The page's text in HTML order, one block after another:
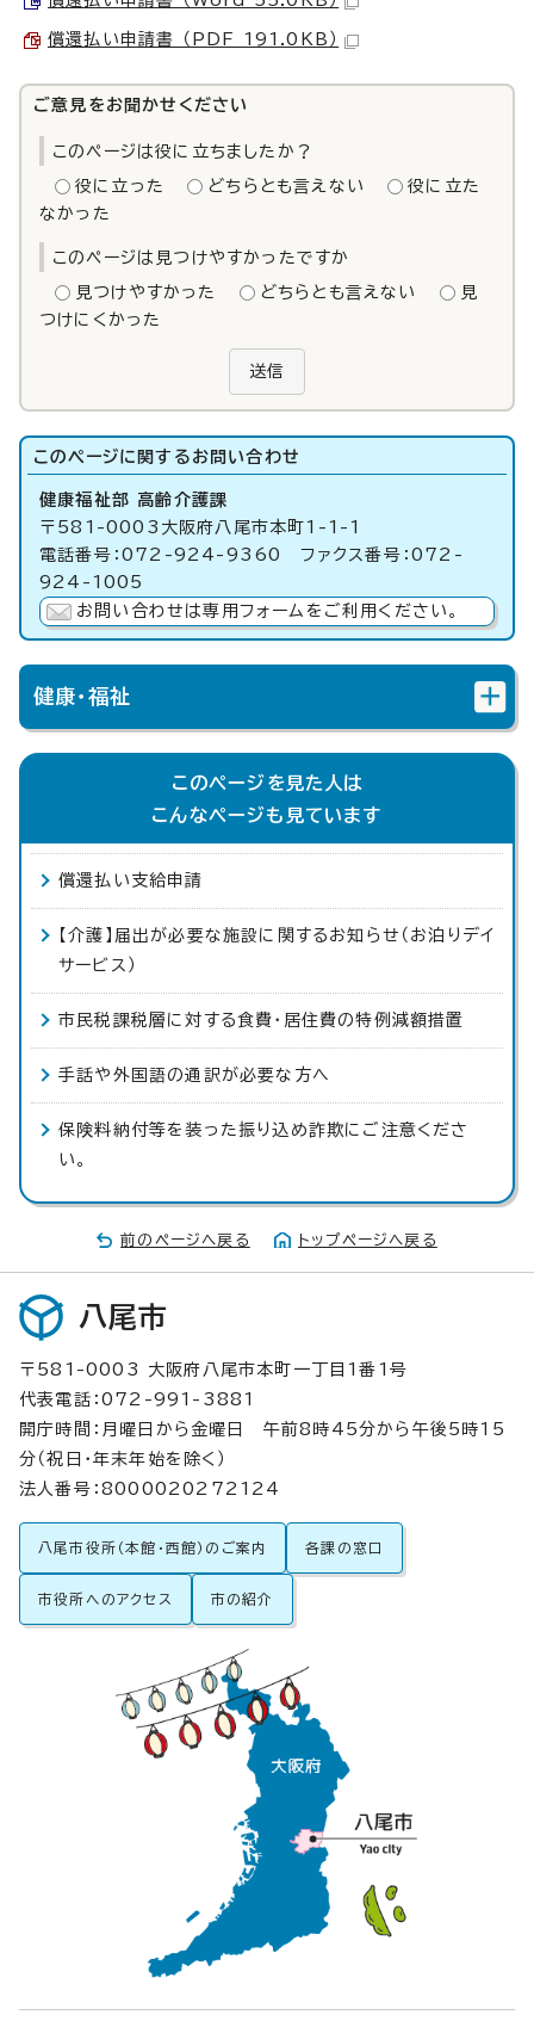
償還払い申請書 （PDF 191.0KB）
ご意見をお聞かせください
このページは役に立ちましたか？
役に立った どちらとも言えない
役に立た
なかった
このページは見つけやすかったですか
見つけやすかった どちらとも言えない
見
つけにくかった
送信
このページに関する お問い合わせ
健康福祉部 高齢介護課
〒581-0003大阪府八尾市本町1-1-1
電話番号：072-924-9360 ファクス番号：072-
924-1005
お問い合わせは専用フォームをご利用ください。
健康・福祉
このページを見た人は
こんなページも見ています
償還払い支給申請
【介護】届出が必要な施設に関するお知らせ（お泊りデイ
サービス）
市民税課税層に対する食費・居住費の特例減額措置
手話や外国語の通訳が必要な方へ
保険料納付等を装った振り込め詐欺にご注意くださ
い。
前のページへ戻る トップページへ戻る
八尾市
〒581-0003 大阪府八尾市本町一丁目1番1号
代表電話：072-991-3881
開庁時間：月曜日から金曜日 午前8時45分から午後5時15
分（祝日・年末年始を除く）
法人番号：8000020272124
八尾市役所（本館・西館）のご案内 各課の窓口
市役所へのアクセス 市の紹介